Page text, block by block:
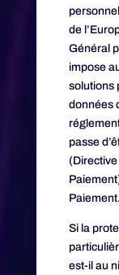
de
Général
impose
solutions
données
passe
Paiement.
Si la
est-il au